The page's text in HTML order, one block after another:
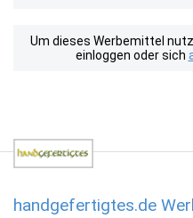
Um dieses Werbemittel
einloggen oder sich
handgefertigtes.de